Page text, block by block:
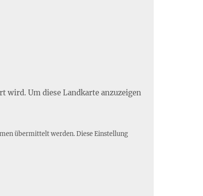
wird. Um diese Landkarte anzuzeigen
übermittelt werden. Diese Einstellung